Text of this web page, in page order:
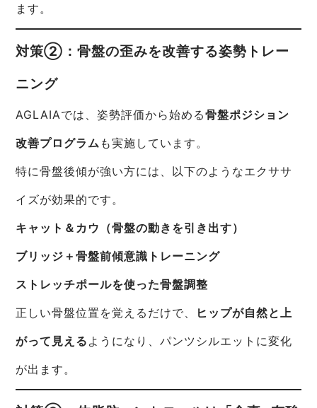
ます。
対策②：骨盤の歪みを改善する姿勢トレー
ニング
AGLAIAでは、姿勢評価から始める骨盤ポジション
改善プログラム も実施しています。
特に骨盤後傾が強い方には、以下のようなエクササ
イズが効果的です。
キャット＆カウ（骨盤の動きを引き出す）
ブリッジ＋骨盤前傾意識トレーニング
ストレッチポールを使った骨盤調整
正しい骨盤位置を覚えるだけで、
ヒップが自然と上
がって見える ようになり、パンツシルエットに変化
が出ます。